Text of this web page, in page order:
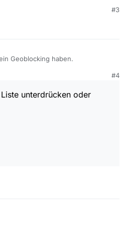
#3
Geoblocking haben.
#4
unterdrücken oder